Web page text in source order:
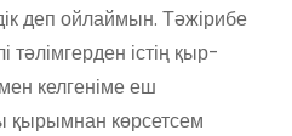
деп ойлаймын. Тәжірибе
тәлімгерден істің қыр-
келгеніме еш
қырымнан көрсетсем